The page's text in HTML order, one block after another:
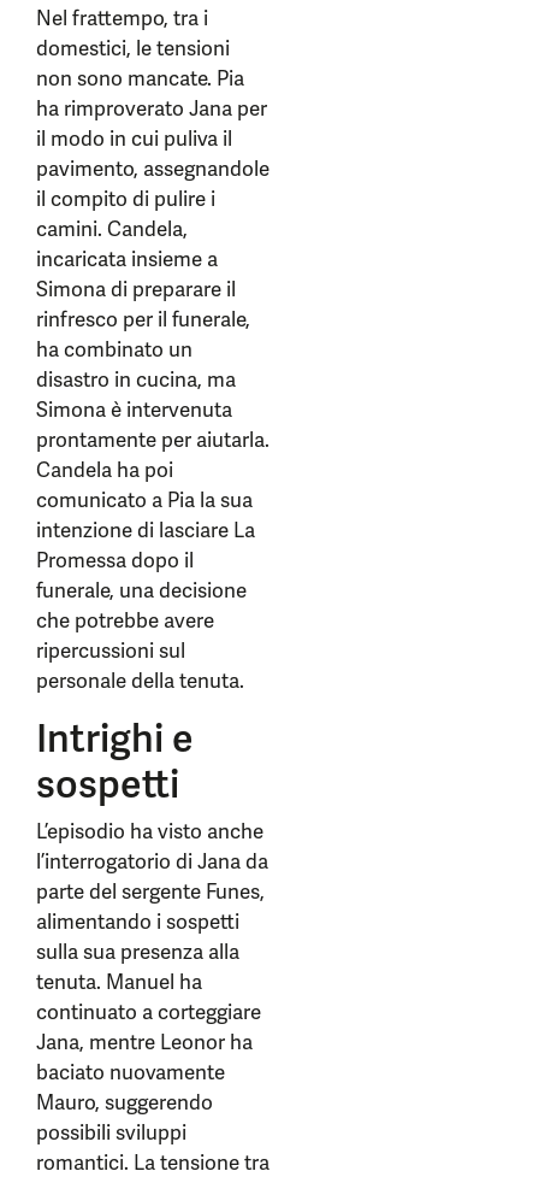
Nel frattempo, tra i
domestici, le tensioni
non sono mancate. Pia
ha rimproverato Jana per
il modo in cui puliva il
pavimento, assegnandole
il compito di pulire i
camini. Candela,
incaricata insieme a
Simona di preparare il
rinfresco per il funerale,
ha combinato un
disastro in cucina, ma
Simona è intervenuta
prontamente per aiutarla.
Candela ha poi
comunicato a Pia la sua
intenzione di lasciare La
Promessa dopo il
funerale, una decisione
che potrebbe avere
ripercussioni sul
personale della tenuta.
Intrighi e
sospetti
L’episodio ha visto anche
l’interrogatorio di Jana da
parte del sergente Funes,
alimentando i sospetti
sulla sua presenza alla
tenuta. Manuel ha
continuato a corteggiare
Jana, mentre Leonor ha
baciato nuovamente
Mauro, suggerendo
possibili sviluppi
romantici. La tensione tra